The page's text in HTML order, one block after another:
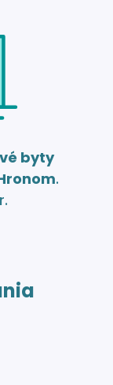
byty
.